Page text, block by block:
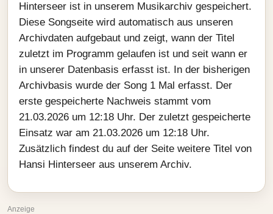
Hinterseer ist in unserem Musikarchiv gespeichert.
Diese Songseite wird automatisch aus unseren
Archivdaten aufgebaut und zeigt, wann der Titel
zuletzt im Programm gelaufen ist und seit wann er
in unserer Datenbasis erfasst ist. In der bisherigen
Archivbasis wurde der Song 1 Mal erfasst. Der
erste gespeicherte Nachweis stammt vom
21.03.2026 um 12:18 Uhr. Der zuletzt gespeicherte
Einsatz war am 21.03.2026 um 12:18 Uhr.
Zusätzlich findest du auf der Seite weitere Titel von
Hansi Hinterseer aus unserem Archiv.
Anzeige